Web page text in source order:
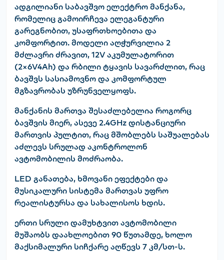
ადგილიანი საბავშვო ელექტრო მანქანა,
რომელიც გამოირჩევა ელეგანტური
გარეგნობით, უსაფრთხოებითა და
კომფორტით. მოდელი აღჭურვილია 2
მძლავრი ძრავით, 12V აკუმულატორით
(2×6V4Ah) და რბილი ტყავის სავარძლით, რაც
ბავშვს სასიამოვნო და კომფორტულ
მგზავრობას უზრუნველყოფს.
მანქანის მართვა შესაძლებელია როგორც
ბავშვის მიერ, ასევე 2.4GHz დისტანციური
მართვის პულტით, რაც მშობლებს საშუალებას
აძლევს სრულად აკონტროლონ
ავტომობილის მოძრაობა.
LED განათება, ხმოვანი ეფექტები და
მუსიკალური სისტემა მართვას უფრო
რეალისტურსა და სახალისოს ხდის.
ერთი სრული დამუხტვით ავტომობილი
მუშაობს დაახლოებით 90 წუთამდე, ხოლო
მაქსიმალური სიჩქარე აღწევს 7 კმ/სთ-ს.